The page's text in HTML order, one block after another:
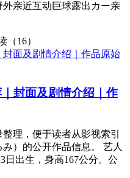
亲近互动巨球露出カー亲
（16）
封面及剧情介绍｜作
理，便于读者从影视索引
）的公开作品信息。 艺人
日出生，身高167公分。公